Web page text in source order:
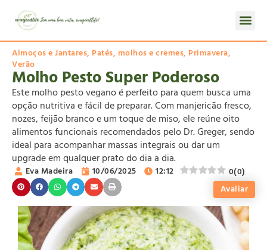
Almoços e Jantares, Patés, molhos e cremes, Primavera,
Verão
Molho Pesto Super Poderoso
Este molho pesto vegano é perfeito para quem busca uma
opção nutritiva e fácil de preparar. Com manjericão fresco,
nozes, feijão branco e um toque de miso, ele reúne oito
alimentos funcionais recomendados pelo Dr. Greger, sendo
ideal para acompanhar massas integrais ou dar um
upgrade em qualquer prato do dia a dia.
Eva Madeira 10/06/2025 12:12 0(0)
Avaliar